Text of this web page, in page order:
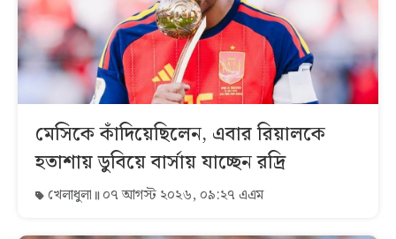
মেসিকে কাঁদিয়েছিলেন, এবার রিয়ালকে
হতাশায় ডুবিয়ে বার্সায় যাচ্ছেন রদ্রি
খেলাধুলা ০৭ আগস্ট ২০২৬, ০৯:২৭ এএম